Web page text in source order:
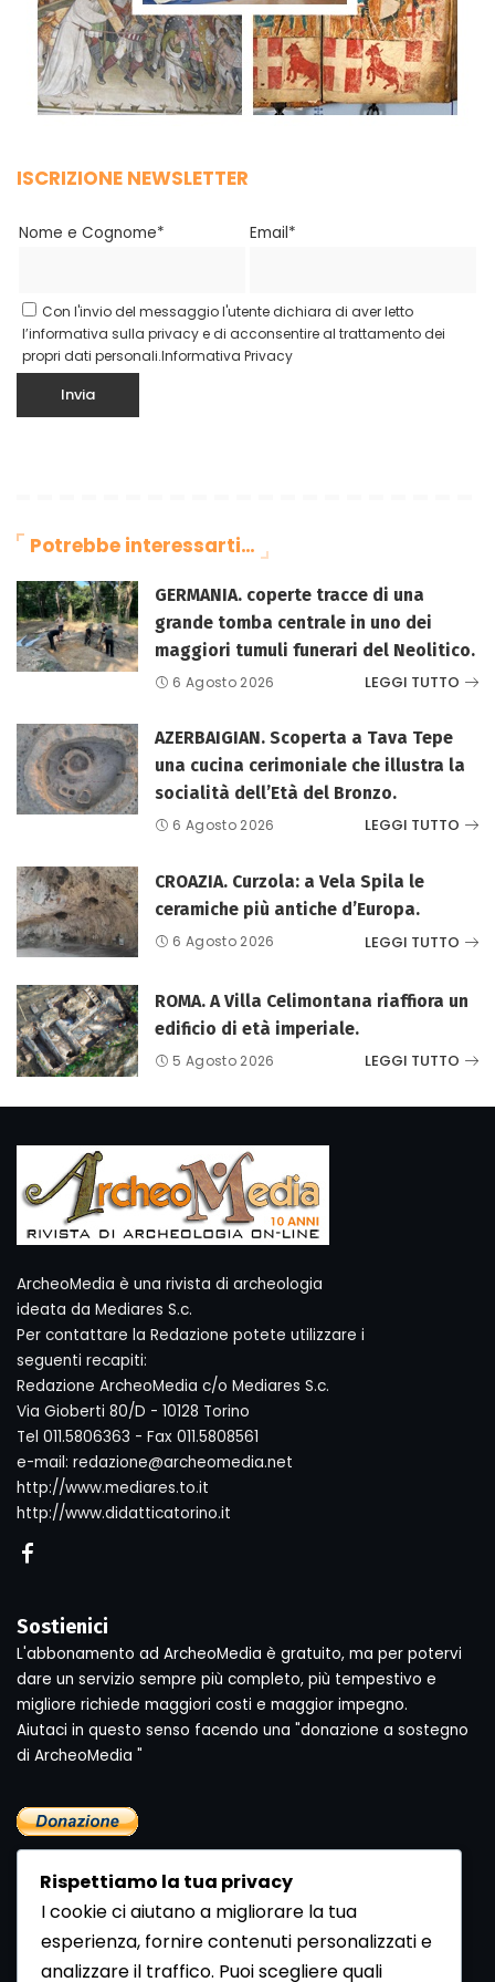
ISCRIZIONE NEWSLETTER
Nome e Cognome* Email*
Con l'invio del messaggio l'utente dichiara di aver letto
l’informativa sulla privacy e di acconsentire al trattamento dei
propri dati personali.Informativa Privacy
Potrebbe interessarti…
GERMANIA. coperte tracce di una
grande tomba centrale in uno dei
maggiori tumuli funerari del Neolitico.
6 Agosto 2026 LEGGI TUTTO
AZERBAIGIAN. Scoperta a Tava Tepe
una cucina cerimoniale che illustra la
socialità dell’Età del Bronzo.
6 Agosto 2026 LEGGI TUTTO
CROAZIA. Curzola: a Vela Spila le
ceramiche più antiche d’Europa.
6 Agosto 2026 LEGGI TUTTO
ROMA. A Villa Celimontana riaffiora un
edificio di età imperiale.
5 Agosto 2026 LEGGI TUTTO
ArcheoMedia è una rivista di archeologia
ideata da Mediares S.c.
Per contattare la Redazione potete utilizzare i
seguenti recapiti:
Redazione ArcheoMedia c/o Mediares S.c.
Via Gioberti 80/D - 10128 Torino
Tel 011.5806363 - Fax 011.5808561
e-mail: redazione@archeomedia.net
http://www.mediares.to.it
http://www.didatticatorino.it
Sostienici
L'abbonamento ad ArcheoMedia è gratuito, ma per potervi
dare un servizio sempre più completo, più tempestivo e
migliore richiede maggiori costi e maggior impegno.
Aiutaci in questo senso facendo una "donazione a sostegno
di ArcheoMedia "
Rispettiamo la tua privacy
I cookie ci aiutano a migliorare la tua
esperienza, fornire contenuti personalizzati e
analizzare il traffico. Puoi scegliere quali